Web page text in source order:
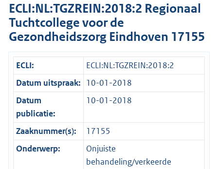
ECLI:NL:TGZREIN:2018:2 Regionaal
Tuchtcollege voor de
Gezondheidszorg Eindhoven 17155
ECLI:
ECLI:NL:TGZREIN:2018:2
Datum uitspraak:
10-01-2018
Datum
publicatie:
10-01-2018
Zaaknummer(s):
17155
Onderwerp:
Onjuiste
behandeling/verkeerde